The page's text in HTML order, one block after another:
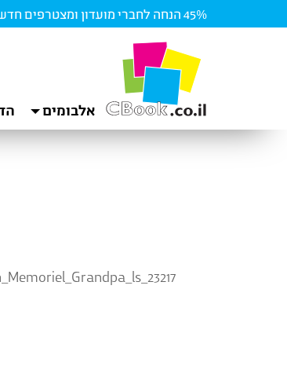
45% הנחה לחברי מועדון ומצטרפים חדשים |
אלבומים